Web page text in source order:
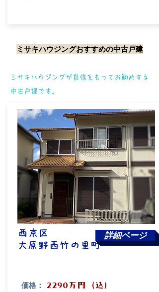
ミサキハウジングおすすめの中古戸建
​ミサキハウジングが自信をもってお勧めする
中古戸建です。
西京区
​大原野西竹の里町
詳細ページ
価格： ​2290万円（込）